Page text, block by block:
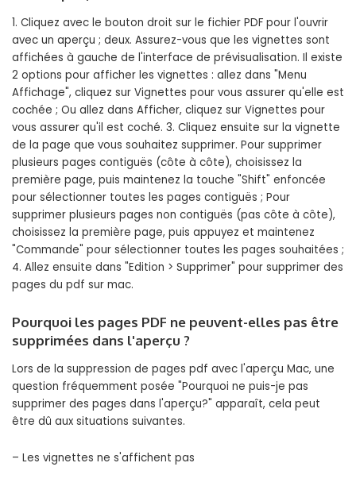
1. Cliquez avec le bouton droit sur le fichier PDF pour l'ouvrir
avec un aperçu ; deux. Assurez-vous que les vignettes sont
affichées à gauche de l'interface de prévisualisation. Il existe
2 options pour afficher les vignettes : allez dans "Menu
Affichage", cliquez sur Vignettes pour vous assurer qu'elle est
cochée ; Ou allez dans Afficher, cliquez sur Vignettes pour
vous assurer qu'il est coché. 3. Cliquez ensuite sur la vignette
de la page que vous souhaitez supprimer. Pour supprimer
plusieurs pages contiguës (côte à côte), choisissez la
première page, puis maintenez la touche "Shift" enfoncée
pour sélectionner toutes les pages contiguës ; Pour
supprimer plusieurs pages non contiguës (pas côte à côte),
choisissez la première page, puis appuyez et maintenez
"Commande" pour sélectionner toutes les pages souhaitées ;
4. Allez ensuite dans "Edition > Supprimer" pour supprimer des
pages du pdf sur mac.
Pourquoi les pages PDF ne peuvent-elles pas être
supprimées dans l'aperçu ?
Lors de la suppression de pages pdf avec l'aperçu Mac, une
question fréquemment posée "Pourquoi ne puis-je pas
supprimer des pages dans l'aperçu?" apparaît, cela peut
être dû aux situations suivantes.
– Les vignettes ne s'affichent pas